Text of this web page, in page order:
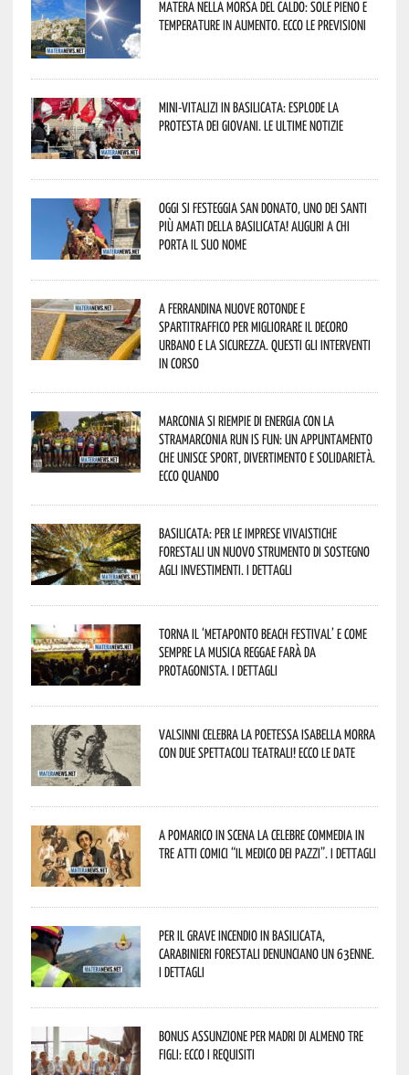
Matera nella morsa del caldo: sole pieno e
temperature in aumento. Ecco le previsioni
Mini-vitalizi in Basilicata: esplode la
protesta dei giovani. Le ultime notizie
Oggi si festeggia San Donato, uno dei Santi
più amati della Basilicata! Auguri a chi
porta il suo nome
A Ferrandina nuove rotonde e
spartitraffico per migliorare il decoro
urbano e la sicurezza. Questi gli interventi
in corso
Marconia si riempie di energia con la
StraMarconia Run is Fun: un appuntamento
che unisce sport, divertimento e solidarietà.
Ecco quando
Basilicata: per le imprese vivaistiche
forestali un nuovo strumento di sostegno
agli investimenti. I dettagli
Torna il ‘Metaponto beach festival’ e come
sempre la musica reggae farà da
protagonista. I dettagli
Valsinni celebra la poetessa Isabella Morra
con due spettacoli teatrali! Ecco le date
A Pomarico in scena la celebre commedia in
tre atti comici “Il medico dei pazzi”. I dettagli
Per il grave incendio in Basilicata,
Carabinieri forestali denunciano un 63enne.
I dettagli
Bonus assunzione per madri di almeno tre
figli: ecco i requisiti